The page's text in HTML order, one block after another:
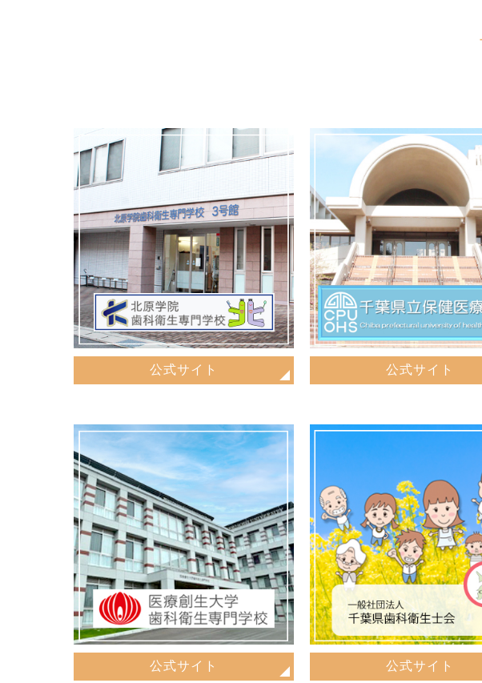
公式サイト 公式サイト
公式サイト 公式サイト